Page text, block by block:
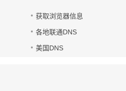
获取浏览器信息
各地联通DNS
美国DNS